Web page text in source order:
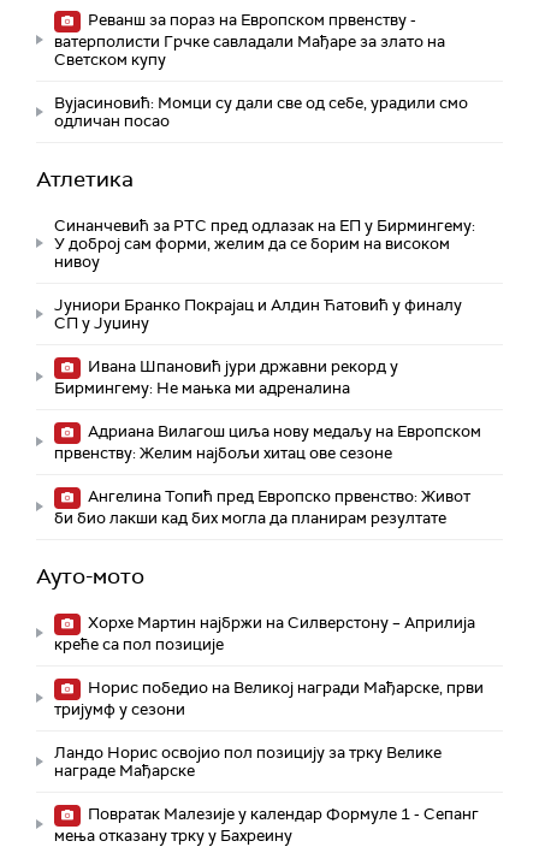
Реванш за пораз на Европском првенству -
ватерполисти Грчке савладали Мађаре за злато на
Светском купу
Вујасиновић: Момци су дали све од себе, урадили смо
одличан посао
Атлетика
Синанчевић за РТС пред одлазак на ЕП у Бирмингему:
У доброј сам форми, желим да се борим на високом
нивоу
Јуниори Бранко Покрајац и Алдин Ћатовић у финалу
СП у Јуџину
Ивана Шпановић јури државни рекорд у
Бирмингему: Не мањка ми адреналина
Адриана Вилагош циља нову медаљу на Европском
првенству: Желим најбољи хитац ове сезоне
Ангелина Топић пред Европско првенство: Живот
би био лакши кад бих могла да планирам резултате
Ауто-мото
Хорхе Мартин најбржи на Силверстону – Априлија
креће са пол позиције
Норис победио на Великој награди Мађарске, први
тријумф у сезони
Ландо Норис освојио пол позицију за трку Велике
награде Мађарске
Повратак Малезије у календар Формуле 1 - Сепанг
мења отказану трку у Бахреину